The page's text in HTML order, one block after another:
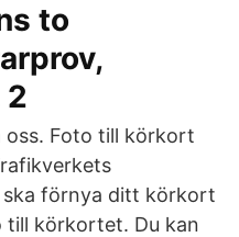
to
2
oss. Foto till körkort
förnya ditt körkort
körkortet. Du kan